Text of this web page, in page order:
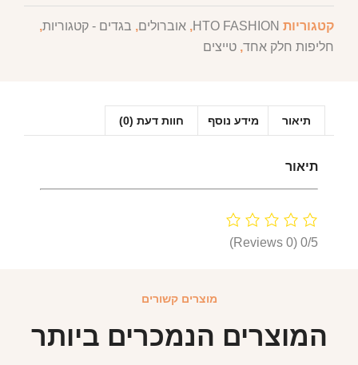
קטגוריות HTO FASHION
, אוברולים, בגדים - קטגוריות,
חליפות חלק אחד, טייצים
תיאור מידע נוסף חוות דעת (0)
תיאור
0/5
(0 Reviews)
מוצרים קשורים
המוצרים הנמכרים ביותר